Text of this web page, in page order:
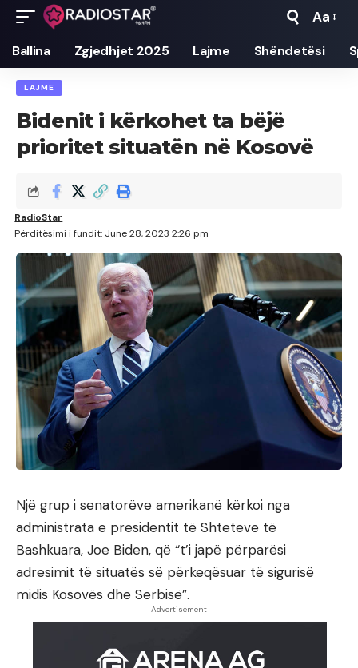
Font
Resizer
Aa
Ballina Zgjedhjet 2025 Lajme Shëndetësi
LAJME
Bidenit i kërkohet ta bëjë
prioritet situatën në Kosovë
Përditësimi i fundit: June 28, 2023 2:26 pm
RadioStar
Një grup i senatorëve amerikanë kërkoi nga
administrata e presidentit të Shteteve të
Bashkuara, Joe Biden, që “t’i japë përparësi
adresimit të situatës së përkeqësuar të sigurisë
midis Kosovës dhe Serbisë”.
- Advertisement -